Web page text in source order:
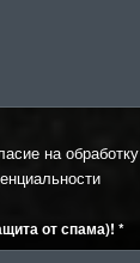
на
от спама)! *